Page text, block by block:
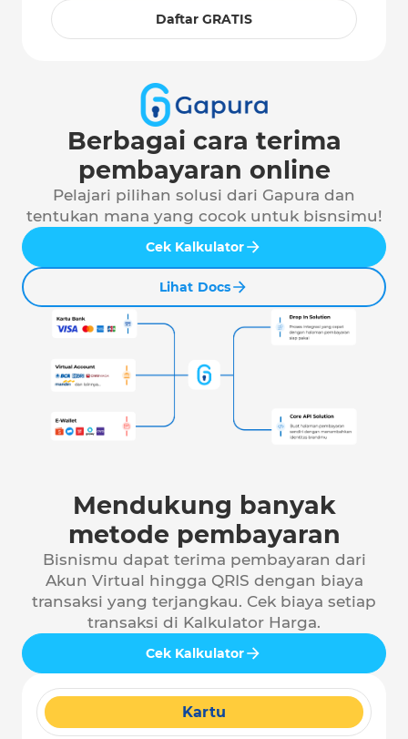
Daftar GRATIS
Berbagai cara terima
pembayaran online
Pelajari pilihan solusi dari Gapura dan
tentukan mana yang cocok untuk bisnsimu!
Cek Kalkulator
Lihat Docs
Mendukung banyak
metode pembayaran
Bisnismu dapat terima pembayaran dari
Akun Virtual hingga QRIS dengan biaya
transaksi yang terjangkau. Cek biaya setiap
transaksi di Kalkulator Harga.
Cek Kalkulator
Kartu